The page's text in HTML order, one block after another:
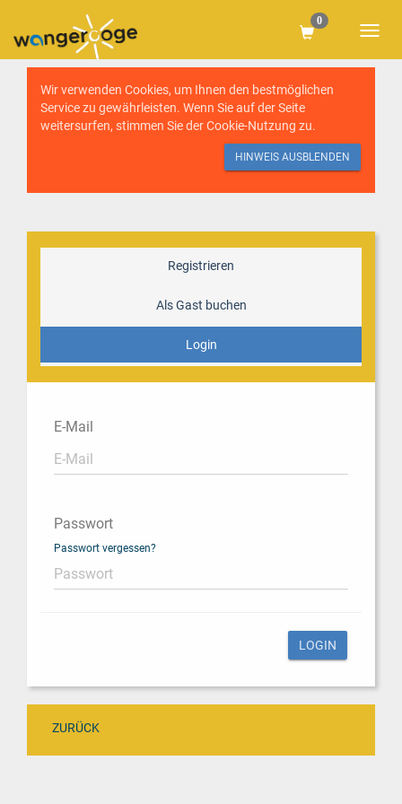
0
Wir verwenden Cookies, um Ihnen den bestmöglichen
Service zu gewährleisten. Wenn Sie auf der Seite
weitersurfen, stimmen Sie derCookie-Nutzung zu.
HINWEIS AUSBLENDEN
Registrieren
Als Gast buchen
Login
E-Mail
Passwort
Passwort vergessen?
ZURÜCK